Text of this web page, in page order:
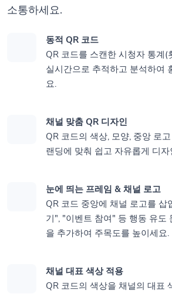
소통하세요.
동적 QR 코드
QR 코드를 스캔한 시청자 통계(
실시간으로 추적하고 분석하여
요.
채널 맞춤 QR 디자인
QR 코드의 색상, 모양, 중앙 로
랜딩에 맞춰 쉽고 자유롭게 디
눈에 띄는 프레임 & 채널 로고
QR 코드 중앙에 채널 로고를 삽
기", "이벤트 참여" 등 행동 유도
을 추가하여 주목도를 높이세요.
채널 대표 색상 적용
QR 코드의 색상을 채널의 대표